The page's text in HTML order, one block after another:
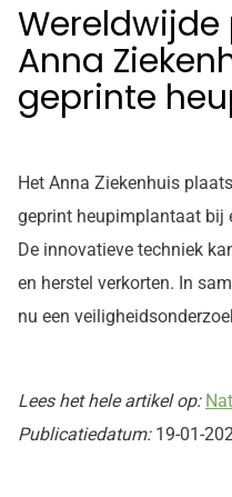
Anna
geprinte
Het Anna Ziekenhuis
geprint heupimplantaat bij
De innovatieve techniek
en herstel verkorten. In
nu een
Lees het hele artikel op:
Publicatiedatum: 19-01-